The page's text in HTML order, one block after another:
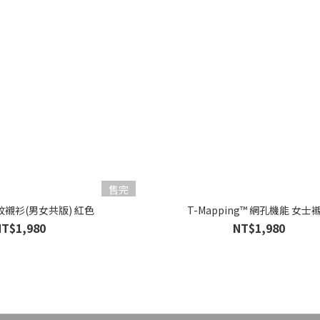
售完
襯衫(男女共版) 紅色
T-Mapping™ 網孔機能 女士
NT$1,980